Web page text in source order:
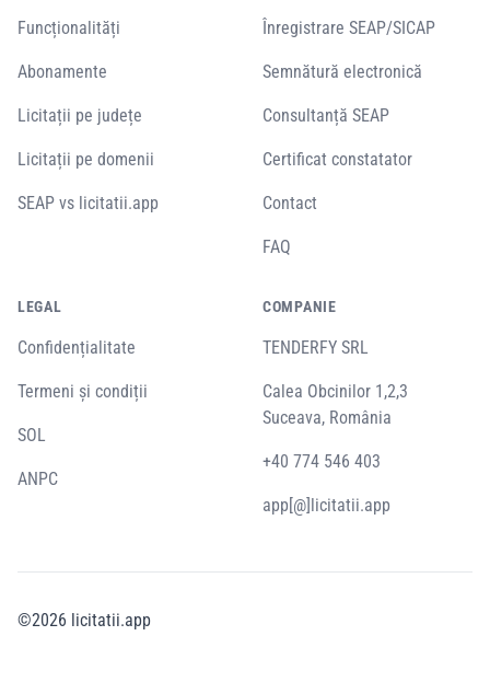
Funcționalități
Abonamente
Licitații pe județe
Licitații pe domenii
SEAP vs licitatii.app
Înregistrare SEAP/SICAP
Semnătură electronică
Consultanță SEAP
Certificat constatator
Contact
FAQ
LEGAL
Confidențialitate
Termeni și condiții
SOL
ANPC
COMPANIE
TENDERFY SRL
Calea Obcinilor 1,2,3
Suceava, România
+40 774 546 403
app[@]licitatii.app
©2026 licitatii.app